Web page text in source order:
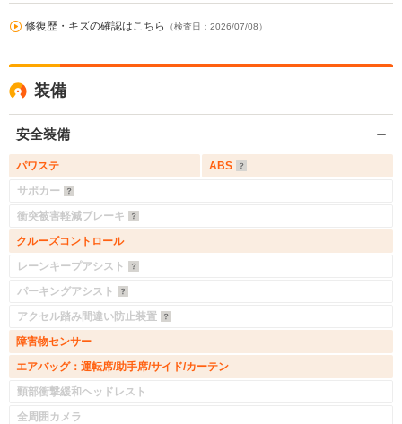
修復歴・キズの確認はこちら （検査日：2026/07/08）
装備
安全装備
パワステ
ABS
サポカー
衝突被害軽減ブレーキ
クルーズコントロール
レーンキープアシスト
パーキングアシスト
アクセル踏み間違い防止装置
障害物センサー
エアバッグ：運転席/助手席/サイド/カーテン
頸部衝撃緩和ヘッドレスト
全周囲カメラ